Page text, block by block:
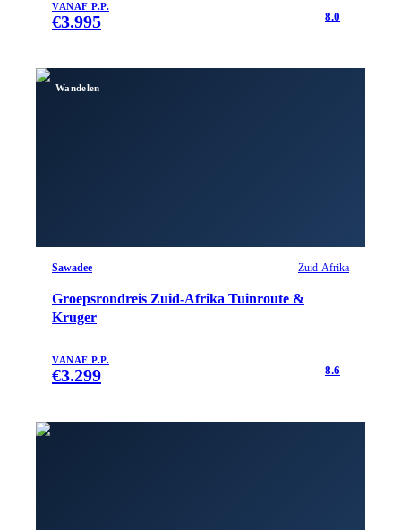
VANAF P.P.
€3.995 8.0
Wandelen
Sawadee Zuid-Afrika
Groepsrondreis Zuid-Afrika Tuinroute &
Kruger
VANAF P.P.
€3.299 8.6